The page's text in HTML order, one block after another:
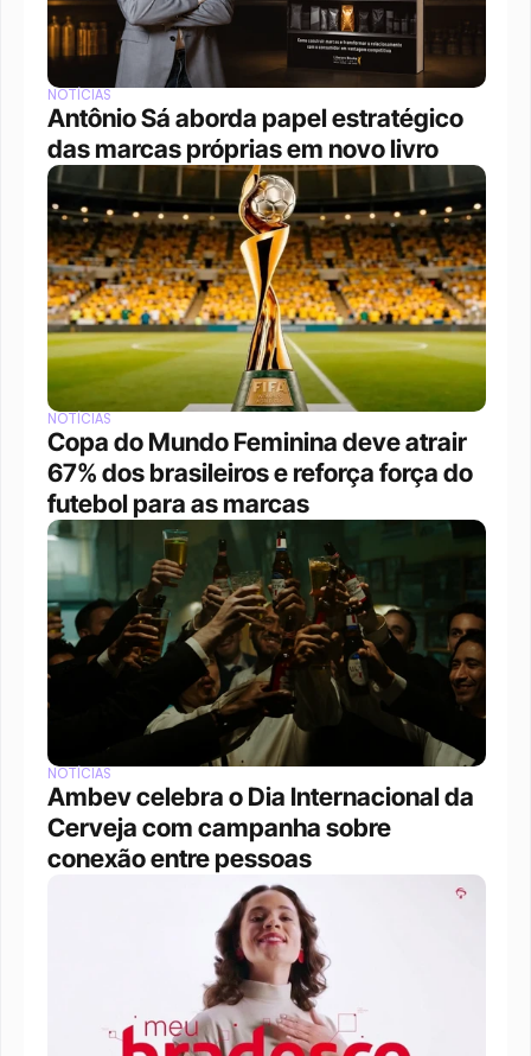
NOTÍCIAS
Antônio Sá aborda papel estratégico
das marcas próprias em novo livro
NOTÍCIAS
Copa do Mundo Feminina deve atrair
67% dos brasileiros e reforça força do
futebol para as marcas
NOTÍCIAS
Ambev celebra o Dia Internacional da
Cerveja com campanha sobre
conexão entre pessoas